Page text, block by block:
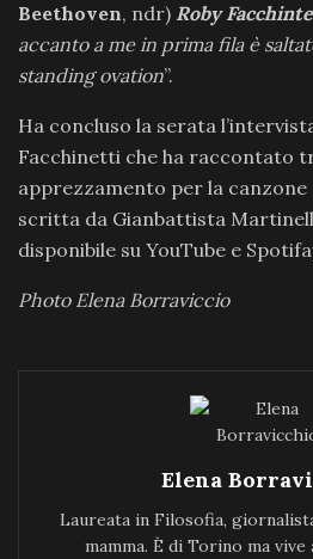
Beethoven, ndr) Roby
accanto a me in prima fila è
standing ovation”.
Ha concluso la serata
Facchinetti che ha raccontato
apprezzamento per la canzone
scritta da Gianbattista
disponibile su YouTube e
Photo Elena Borraviccio
Elena
Laureata in Filosofia,
mamma. È di Torino ma